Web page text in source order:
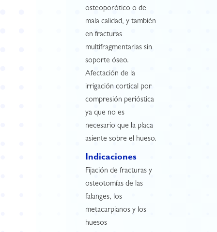
osteoporótico o de
mala calidad, y también
en fracturas
multifragmentarias sin
soporte óseo.
Afectación de la
irrigación cortical por
compresión perióstica
ya que no es
necesario que la placa
asiente sobre el hueso.
Indicaciones
Fijación de fracturas y
osteotomías de las
falanges, los
metacarpianos y los
huesos